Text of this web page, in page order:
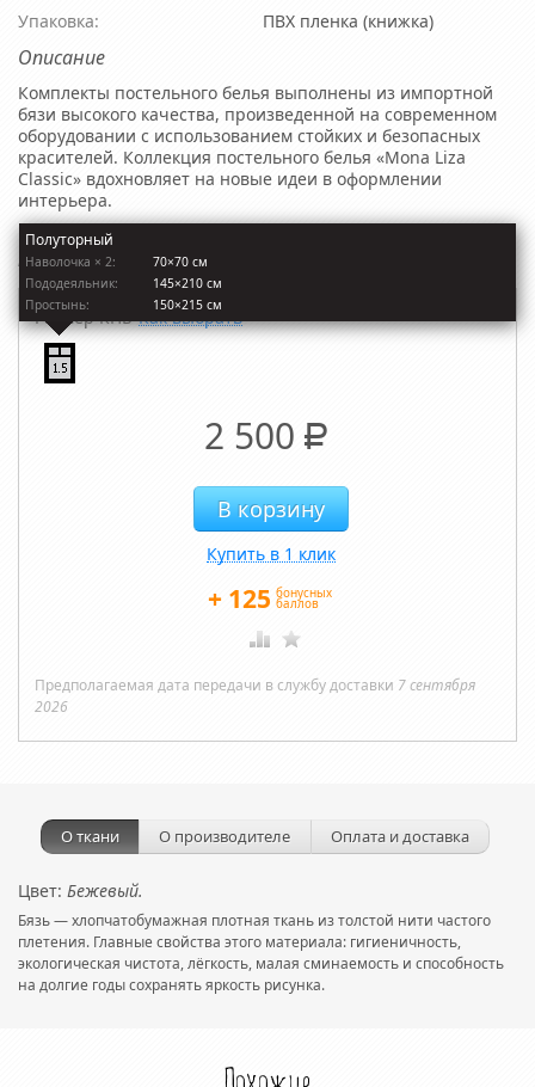
Упаковка:
ПВХ пленка (книжка)
Описание
Комплекты постельного белья выполнены из импортной
бязи высокого качества, произведенной на современном
оборудовании с использованием стойких и безопасных
красителей. Коллекция постельного белья «Mona Liza
Classic» вдохновляет на новые идеи в оформлении
интерьера.
Ткань: пакистанская бязь (100% хлопок), плотность 135 г/м2,
компаньон.
Размер КПБ Как выбрать
Полуторный
Наволочкa × 2:
70×70 см
Пододеяльник:
145×210 см
Простынь:
150×215 см
2 500Р
Купить в 1 клик
+ 125 бонусных
баллов
Предполагаемая дата передачи в службу доставки 7 сентября
2026
О ткани О производителе Оплата и доставка
Цвет: Бежевый.
Бязь — хлопчатобумажная плотная ткань из толстой нити частого
плетения. Главные свойства этого материала: гигиеничность,
экологическая чистота, лёгкость, малая сминаемость и способность
на долгие годы сохранять яркость рисунка.